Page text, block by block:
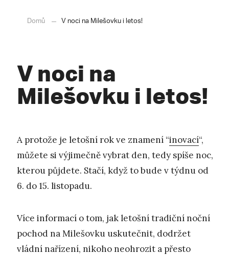
Domů V noci na Milešovku i letos!
V noci na
Milešovku i letos!
A protože je letošní rok ve znamení “inovací“,
můžete si výjimečně vybrat den, tedy spíše noc,
kterou půjdete. Stačí, když to bude v týdnu od
6. do 15. listopadu.
Více informací o tom, jak letošní tradiční noční
pochod na Milešovku uskutečnit, dodržet
vládní nařízení, nikoho neohrozit a přesto